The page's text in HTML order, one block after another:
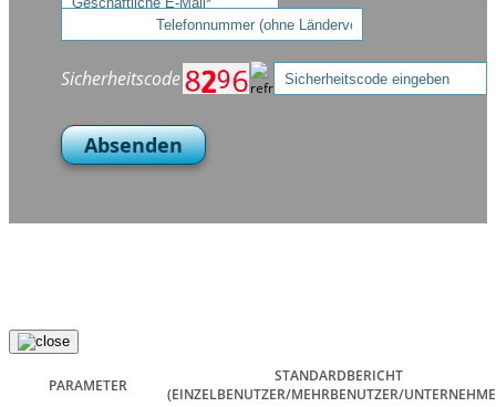
Sicherheitscode
Absenden
PARAMETER
STANDARDBERICHT
(EINZELBENUTZER/MEHRBENUTZER/